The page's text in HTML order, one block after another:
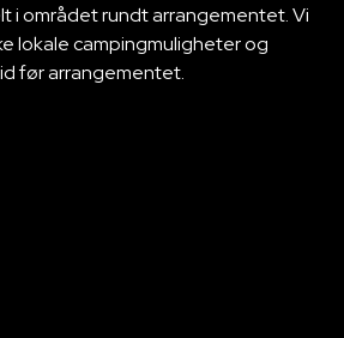
i området rundt arrangementet. Vi
lokale campingmuligheter og
før arrangementet.